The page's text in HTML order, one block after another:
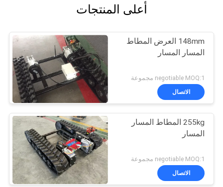
أعلى المنتجات
148mm العرض المطاط
المسار المسار
negotiable MOQ:1 مجموعة
الاتصال
255kg المطاط المسار
المسار
negotiable MOQ:1 مجموعة
الاتصال